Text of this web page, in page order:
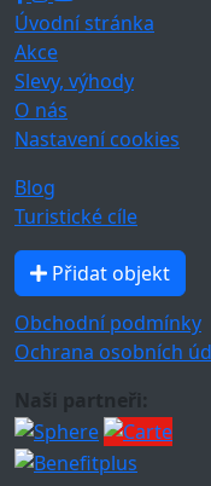
Úvodní stránka
Akce
Slevy, výhody
O nás
Nastavení cookies
Blog
Turistické cíle
Přidat objekt
Obchodní podmínky
Ochrana osobních
Naši partneři: